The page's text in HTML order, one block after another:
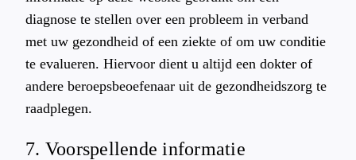
diagnose te stellen over een probleem in verband
met uw gezondheid of een ziekte of om uw conditie
te evalueren. Hiervoor dient u altijd een dokter of
andere beroepsbeoefenaar uit de gezondheidszorg te
raadplegen.
7. Voorspellende informatie